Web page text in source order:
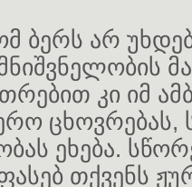
ბერს არ
კი იმ
ეხება.
თქვენს